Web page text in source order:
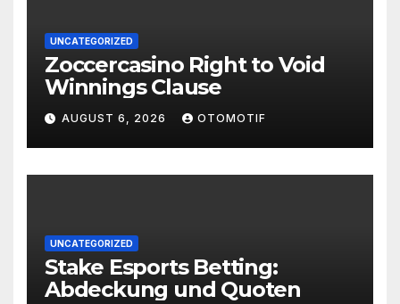
UNCATEGORIZED
Zoccercasino Right to Void
Winnings Clause
AUGUST 6, 2026 OTOMOTIF
UNCATEGORIZED
Stake Esports Betting:
Abdeckung und Quoten